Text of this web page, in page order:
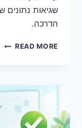
שגיאות נתונים
הדרכה.
READ MORE
5